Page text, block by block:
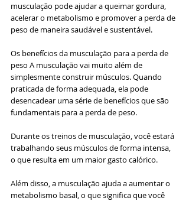
musculação pode ajudar a queimar gordura,
acelerar o metabolismo e promover a perda de
peso de maneira saudável e sustentável.
Os benefícios da musculação para a perda de
peso A musculação vai muito além de
simplesmente construir músculos. Quando
praticada de forma adequada, ela pode
desencadear uma série de benefícios que são
fundamentais para a perda de peso.
Durante os treinos de musculação, você estará
trabalhando seus músculos de forma intensa,
o que resulta em um maior gasto calórico.
Além disso, a musculação ajuda a aumentar o
metabolismo basal, o que significa que você